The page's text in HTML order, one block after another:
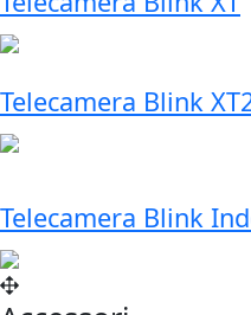
Telecamera Blink
Telecamera Blink